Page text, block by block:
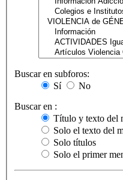
Buscar en subforos:
Sí
No
Buscar en :
Título y texto del
Solo el texto del
Solo títulos
Solo el primer